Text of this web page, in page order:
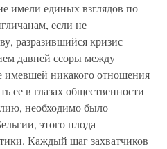
имели единых взглядов по
если не
разразившийся кризис
давней ссоры между
никакого отношения
ее в глазах общественности
необходимо было
этого плода
Каждый шаг захватчиков